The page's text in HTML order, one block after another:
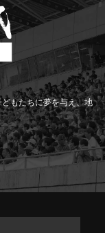
もたちに夢を与え、地